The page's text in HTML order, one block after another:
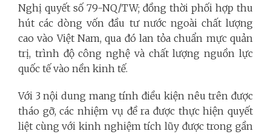
Nghị quyết số 79-NQ/TW; đồng thời phối hợp thu
hút các dòng vốn đầu tư nước ngoài chất lượng
cao vào Việt Nam, qua đó lan tỏa chuẩn mực quản
trị, trình độ công nghệ và chất lượng nguồn lực
quốc tế vào nền kinh tế.
Với 3 nội dung mang tính điều kiện nêu trên được
tháo gỡ, các nhiệm vụ đề ra được thực hiện quyết
liệt cùng với kinh nghiệm tích lũy được trong gần